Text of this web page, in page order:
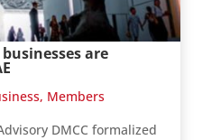
are
, Members
DMCC formalized